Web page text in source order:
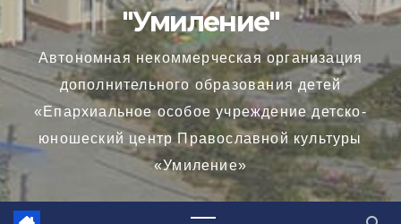
"Умиление"
Автономная некоммерческая организация
дополнительного образования детей
«Епархиальное особое учреждение детско-
юношеский центр Православной культуры
«Умиление»